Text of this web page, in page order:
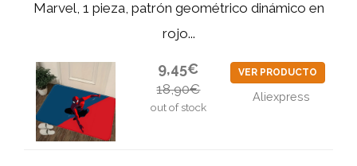
Marvel, 1 pieza, patrón geométrico dinámico en
rojo...
9,45€
18,90€
out of stock
VER PRODUCTO
Aliexpress